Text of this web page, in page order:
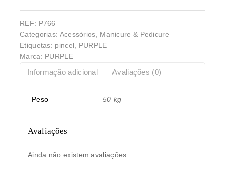
REF: P766
Categorias: Acessórios
Manicure & Pedicure
Etiquetas: pincel
PURPLE
Marca: PURPLE
Informação adicional Avaliações (0)
Peso 50 kg
Avaliações
Ainda não existem avaliações.